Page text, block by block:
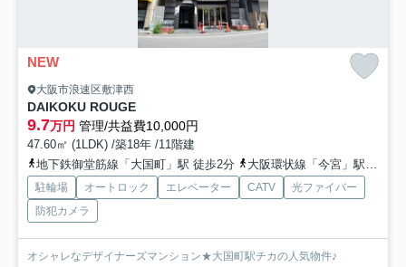
NEW
大阪市浪速区敷津西
DAIKOKU ROUGE
9.7万円 管理/共益費10,000円
47.60㎡ (1LDK) /築18年 /11階建
地下鉄御堂筋線「大国町」駅 徒歩2分
大阪環状線「今宮」駅 徒歩7分
駐輪場 オートロック エレベーター CATV
光ファイバー
防犯カメラ
オシャレなデザイナーズマンション★大国町駅チカの人気物件♪